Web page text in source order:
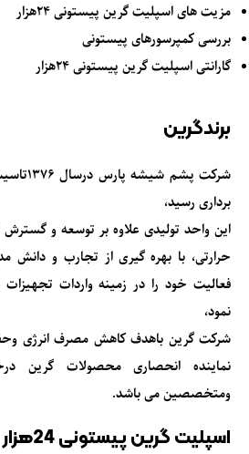
مزیت های اسپلیت گرین پیستونی 24هزار
بررسی کمپرسورهای پیستونی
گارانتی اسپلیت گرین پیستونی 24هزار
برندگرین
برداری رسید،
این واحد تولیدی علاوه بر توسعه و گسترش
فعالیت خود را در زمینه واردات
نمود،
شرکت گرین باهدف کاهش مصرف انرژی
نماینده انحصاری محصولات گرین
ومتخصصین می باشد.
اسپلیت گرین پیستونی 24هزار